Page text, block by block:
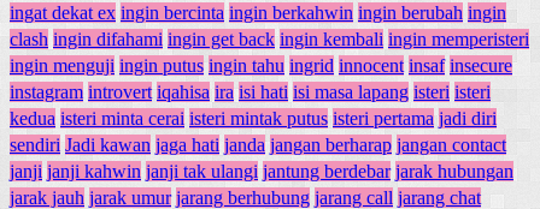
ingat dekat ex ingin bercinta ingin berkahwin ingin berubah ingin
clash ingin difahami ingin get back ingin kembali ingin memperisteri
ingin menguji ingin putus ingin tahu ingrid innocent insaf insecure
instagram introvert iqahisa ira isi hati isi masa lapang isteri isteri
kedua isteri minta cerai isteri mintak putus isteri pertama jadi diri
sendiri Jadi kawan jaga hati janda jangan berharap jangan contact
janji janji kahwin janji tak ulangi jantung berdebar jarak hubungan
jarak jauh jarak umur jarang berhubung jarang call jarang chat